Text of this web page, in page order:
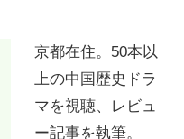
京都在住。50本以
上の中国歴史ドラ
マを視聴、レビュ
ー記事を執筆。